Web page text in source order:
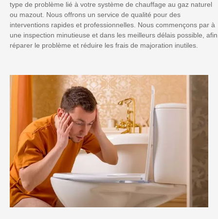
type de problème lié à votre système de chauffage au gaz naturel
ou mazout. Nous offrons un service de qualité pour des
interventions rapides et professionnelles. Nous commençons par à
une inspection minutieuse et dans les meilleurs délais possible, afin
réparer le problème et réduire les frais de majoration inutiles.